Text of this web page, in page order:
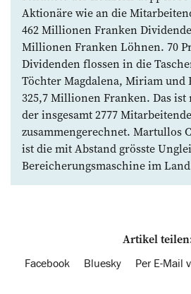
Aktionäre wie an die
462 Millionen Franken
Millionen Franken Löhnen. 70
Dividenden flossen in die
Töchter Magdalena, ­Miriam und
325,7 Millionen Franken. Das
der insgesamt 2777
zusammengerechnet. Martullos
ist die mit Abstand grösste
Bereicherungsmaschine im
Artikel
Facebook Bluesky Per E-Mail